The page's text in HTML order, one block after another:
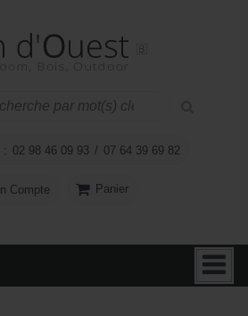
: 02 98 46 09 93 / 07 64 39 69 82
Compte Panier